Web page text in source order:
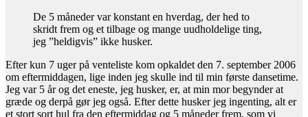
De 5 måneder var konstant en hverdag, der hed to
skridt frem og et tilbage og mange uudholdelige ting,
jeg ”heldigvis” ikke husker.
Efter kun 7 uger på venteliste kom opkaldet den 7. september 2006
om eftermiddagen, lige inden jeg skulle ind til min første dansetime.
Jeg var 5 år og det eneste, jeg husker, er, at min mor begynder at
græde og derpå gør jeg også. Efter dette husker jeg ingenting, alt er
et stort sort hul fra den eftermiddag og 5 måneder frem, som vi